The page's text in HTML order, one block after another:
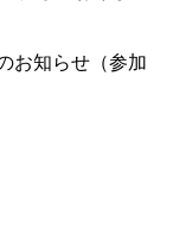
お知らせ（参加